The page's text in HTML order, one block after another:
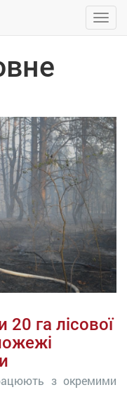
20 га лісової
з окремими